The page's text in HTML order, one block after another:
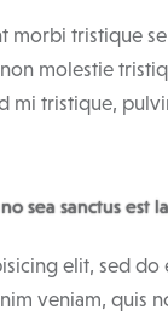
morbi tristique
molestie
mi tristique,
sea sanctus est
elit, sed
veniam, quis